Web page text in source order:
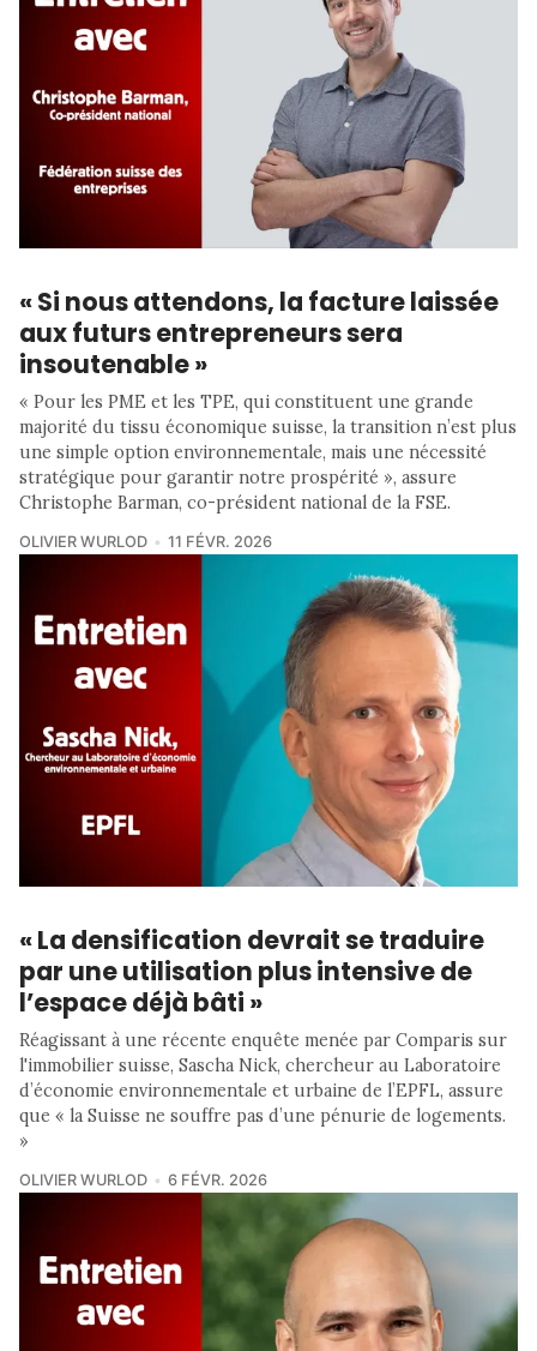
« Si nous attendons, la facture laissée
aux futurs entrepreneurs sera
insoutenable »
« Pour les PME et les TPE, qui constituent une grande
majorité du tissu économique suisse, la transition n’est plus
une simple option environnementale, mais une nécessité
stratégique pour garantir notre prospérité », assure
Christophe Barman, co-président national de la FSE.
OLIVIER WURLOD 11 FÉVR. 2026
« La densification devrait se traduire
par une utilisation plus intensive de
l’espace déjà bâti »
Réagissant à une récente enquête menée par Comparis sur
l'immobilier suisse, Sascha Nick, chercheur au Laboratoire
d’économie environnementale et urbaine de l’EPFL, assure
que « la Suisse ne souffre pas d’une pénurie de logements.
»
OLIVIER WURLOD 6 FÉVR. 2026